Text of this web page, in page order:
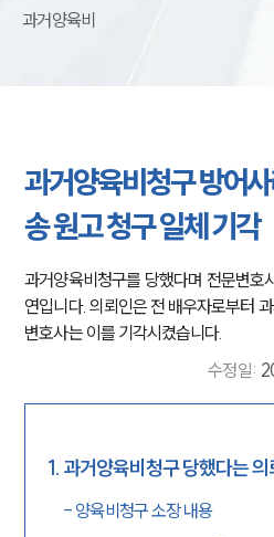
과거양육비
과거양육비청구 방어
송 원고 청구 일체 기각
과거양육비청구를 당했다며 전문변호
연입니다. 의뢰인은 전 배우자로부터
변호사는 이를 기각시켰습니다.
수정일:
1. 과거양육비청구 당했다는 의
- 양육비청구 소장 내용